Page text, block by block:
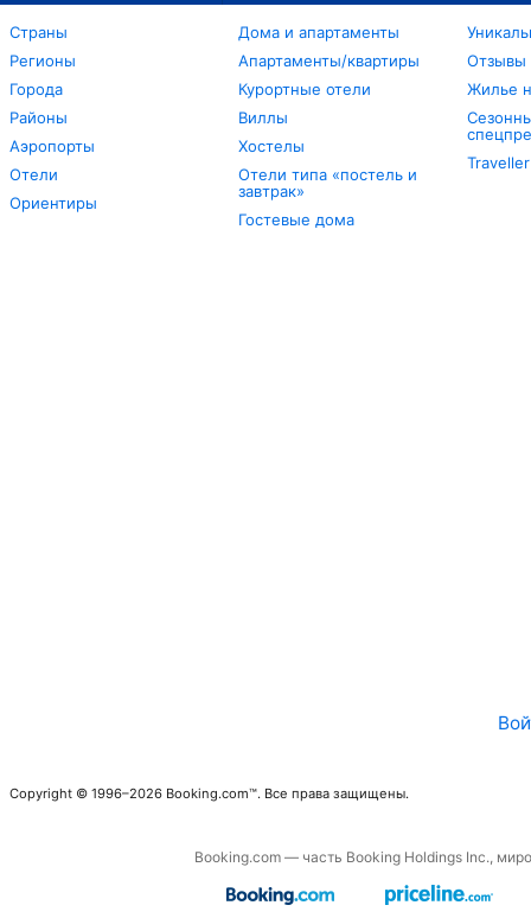
Страны
Регионы
Города
Районы
Аэропорты
Отели
Ориентиры
Дома и апартаменты
Апартаменты/квартиры
Курортные отели
Виллы
Хостелы
Отели типа «постель и
завтрак»
Гостевые дома
Отзывы
Жилье
Copyright © 1996–2026 Booking.com™. Все права защищены.
Booking.com — часть Booking Holdings Inc.,